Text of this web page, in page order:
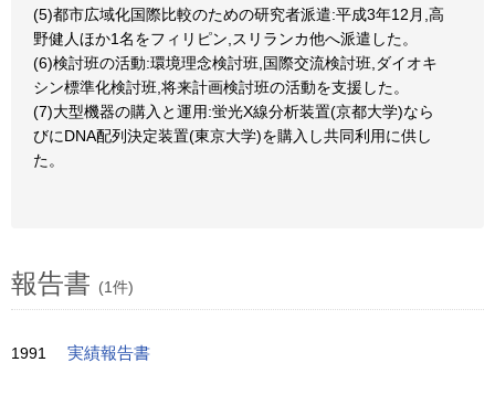
(5)都市広域化国際比較のための研究者派遣:平成3年12月,高
野健人ほか1名をフィリピン,スリランカ他へ派遣した。
(6)検討班の活動:環境理念検討班,国際交流検討班,ダイオキ
シン標準化検討班,将来計画検討班の活動を支援した。
(7)大型機器の購入と運用:蛍光X線分析装置(京都大学)なら
びにDNA配列決定装置(東京大学)を購入し共同利用に供し
た。
報告書 (1件)
1991 実績報告書